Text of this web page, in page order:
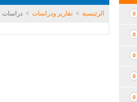
0
0
0
0
0
الرئيسية > تقارير ودراسات > دراسات